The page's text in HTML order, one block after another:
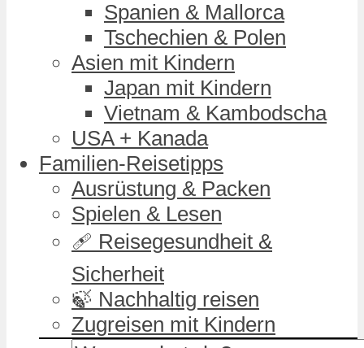
Spanien & Mallorca
Tschechien & Polen
Asien mit Kindern
Japan mit Kindern
Vietnam & Kambodscha
USA + Kanada
Familien-Reisetipps
Ausrüstung & Packen
Spielen & Lesen
🩹 Reisegesundheit &
Sicherheit
🍃 Nachhaltig reisen
Zugreisen mit Kindern